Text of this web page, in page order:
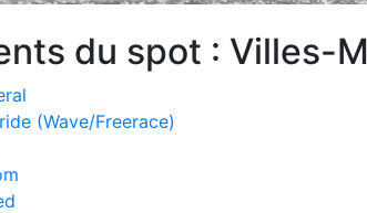
du spot : Villes-
(Wave/Freerace)